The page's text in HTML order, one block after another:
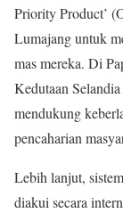
Priority Product’
Lumajang untuk
mas mereka. Di
Kedutaan
mendukung
pencaharian
Lebih lanjut,
diakui secara